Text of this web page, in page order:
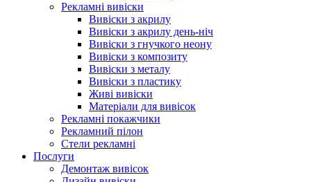
Рекламні вивіски
Вивіски з акрилу
Вивіски з акрилу день-ніч
Вивіски з гнучкого неону
Вивіски з композиту
Вивіски з металу
Вивіски з пластику
Живі вивіски
Матеріали для вивісок
Рекламні покажчики
Рекламний пілон
Стели рекламні
Послуги
Демонтаж вивісок